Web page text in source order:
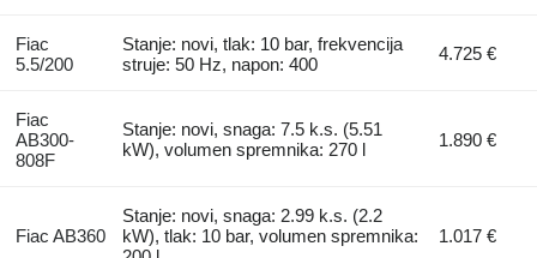
Fiac
5.5/200
Stanje: novi, tlak: 10 bar, frekvencija
struje: 50 Hz, napon: 400
4.725 €
Fiac
AB300-
808F
Stanje: novi, snaga: 7.5 k.s. (5.51
kW), volumen spremnika: 270 l
1.890 €
Fiac AB360
Stanje: novi, snaga: 2.99 k.s. (2.2
kW), tlak: 10 bar, volumen spremnika:
1.017 €